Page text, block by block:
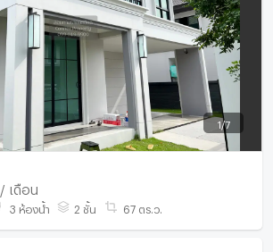
1 /7
/ เดือน
3 ห้องน้ำ 2 ชั้น 67 ตร.ว.